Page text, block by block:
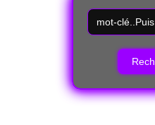
R
e
c